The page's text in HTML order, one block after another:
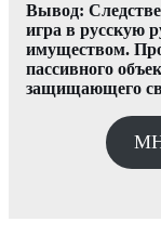
Вывод:
игра в русскую
имуществом.
пассивного
защищающего